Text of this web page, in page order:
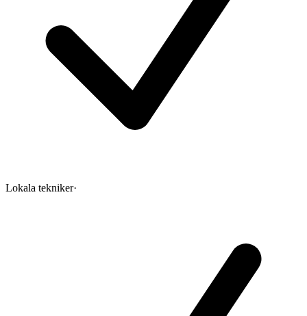
Lokala tekniker·